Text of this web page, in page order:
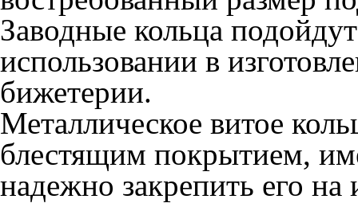
Заводные кольца
использовании в
бижетерии.
Металлическое витое
блестящим покрытием,
надежно закрепить его на